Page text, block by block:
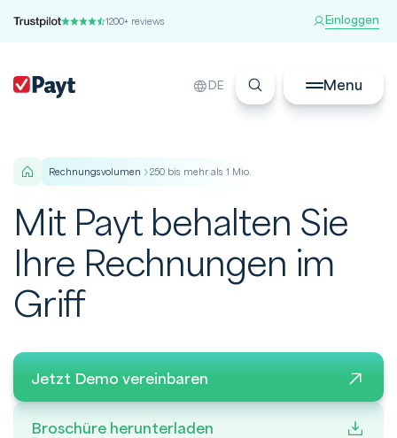
1200+ reviews Einloggen
DE Menu
rechnungsvolumen 250 bis mehr als 1 Mio.
Mit Payt behalten Sie
Ihre Rechnungen im
Griff
Jetzt Demo vereinbaren
Broschüre herunterladen